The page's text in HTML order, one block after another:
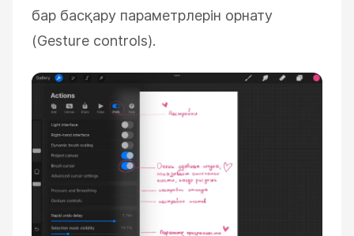
бар басқару параметрлерін орнату
(Gesture controls).